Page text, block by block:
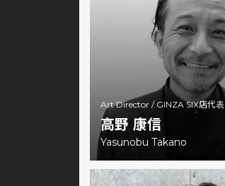
Art Director / GINZA SIX店代表
高野 康信
Yasunobu Takano